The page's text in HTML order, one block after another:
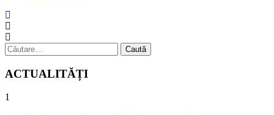
Caută
după:
ACTUALITĂȚI
1